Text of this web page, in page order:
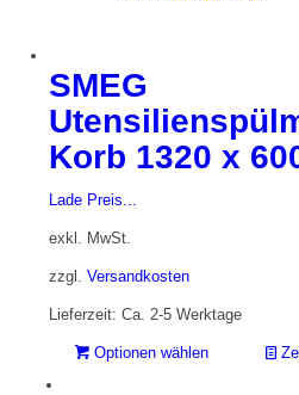
SMEG
Korb 1320 x
Lade Preis...
exkl. MwSt.
zzgl. Versandkosten
Lieferzeit: Ca. 2-5 Werktage
Optionen wählen